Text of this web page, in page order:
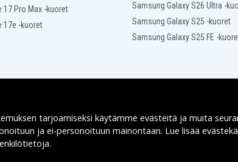
17 Pro Max -kuoret
17e -kuoret
Samsung Galaxy S26 Ultra -
Samsung Galaxy S25 -kuoret
Samsung Galaxy S25 FE -
tarjoamiseksi käytämme evästeitä ja muita
ja ei-personoituun mainontaan. Lue lisää
.